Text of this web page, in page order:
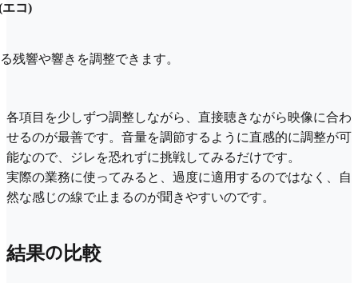
コ)
残響や響きを調整できます。
各項目を少しずつ調整しながら、直接聴きながら映像に合わ
せるのが最善です。音量を調節するように直感的に調整が可
能なので、ジレを恐れずに挑戦してみるだけです。
実際の業務に使ってみると、過度に適用するのではなく、自
然な感じの線で止まるのが聞きやすいのです。
結果の比較